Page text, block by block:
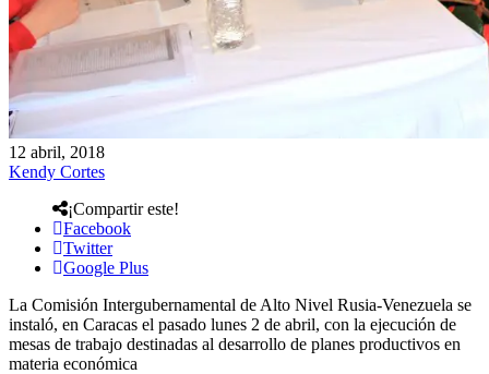
12 abril, 2018
Kendy Cortes
¡Compartir este!
Facebook
Twitter
Google Plus
La Comisión Intergubernamental de Alto Nivel Rusia-Venezuela se
instaló, en Caracas el pasado lunes 2 de abril, con la ejecución de
mesas de trabajo destinadas al desarrollo de planes productivos en
materia económica